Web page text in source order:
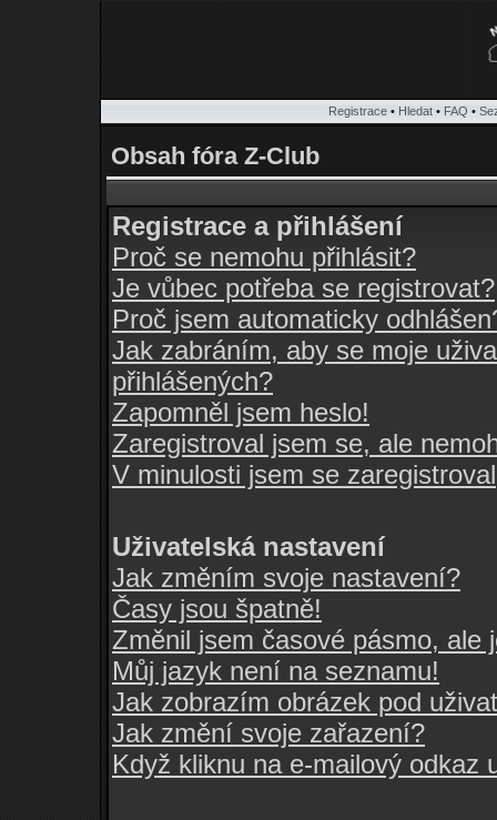
Registrace • Hledat • FAQ •
Obsah fóra Z-Club
Registrace a přihlášení
Proč se nemohu přihlásit?
Je vůbec potřeba se registrovat?
Proč jsem automaticky
Jak zabráním, aby se moje
přihlášených?
Zapomněl jsem heslo!
Zaregistroval jsem se, ale
V minulosti jsem se
Uživatelská nastavení
Jak změním svoje nastavení?
Časy jsou špatně!
Změnil jsem časové pásmo, ale
Můj jazyk není na seznamu!
Jak zobrazím obrázek pod
Jak změní svoje zařazení?
Když kliknu na e-mailový odkaz